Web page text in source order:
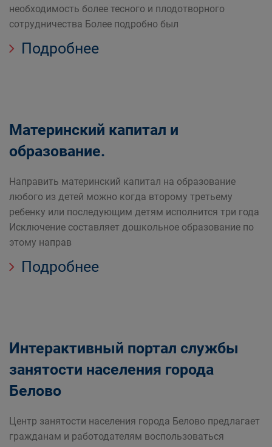
необходимость более тесного и плодотворного
сотрудничества Более подробно был
Подробнее
Материнский капитал и
образование.
Направить материнский капитал на образование
любого из детей можно когда второму третьему
ребенку или последующим детям исполнится три года
Исключение составляет дошкольное образование по
этому направ
Подробнее
Интерактивный портал службы
занятости населения города
Белово
Центр занятости населения города Белово предлагает
гражданам и работодателям воспользоваться